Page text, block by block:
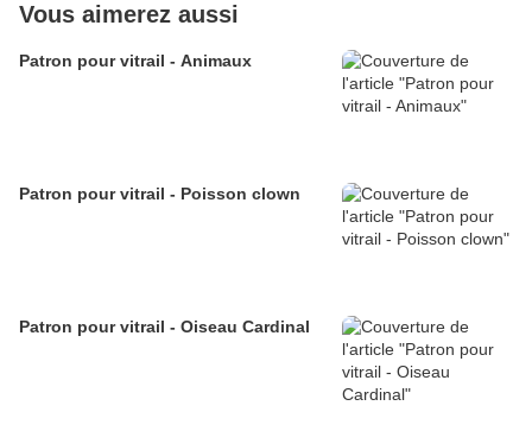
Vous aimerez aussi
Patron pour vitrail - Animaux
Patron pour vitrail - Poisson clown
Patron pour vitrail - Oiseau Cardinal